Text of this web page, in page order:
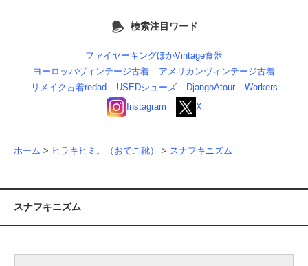
検索注目ワード
ファイヤーキングほかVintage食器
ヨーロッパヴィンテージ古着
アメリカンヴィンテージ古着
リメイク古着redad
USEDシューズ DjangoAtour
Workers
Instagram
X
ホーム > ヒラキヒミ。（おでこ靴） > スナフキニズム
スナフキニズム